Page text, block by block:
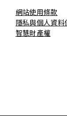
網站使用條款
隱私與個人資料
智慧財產權